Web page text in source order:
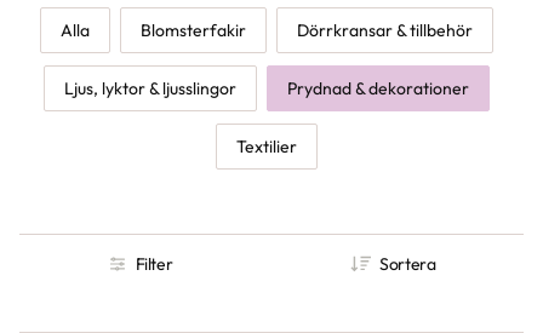
Alla Blomsterfakir Dörrkransar & tillbehör
Ljus, lyktor & ljusslingor Prydnad & dekorationer
Textilier
Filter Sortera